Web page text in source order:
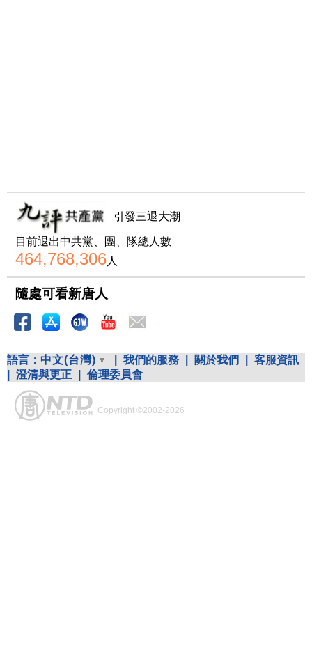
引發三退大潮
目前退出中共黨、團、隊總人數
464,768,306人
隨處可看新唐人
語言： 中文(台灣) 我們的服務 關於我們
客服資訊
澄清與更正 倫理委員會
Copyright ©2002-2026